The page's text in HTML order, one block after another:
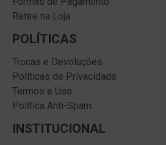
Retire na Loja
POLÍTICAS
Trocas e Devoluções
Políticas de Privacidade
Termos e Uso
Política Anti-Spam
INSTITUCIONAL